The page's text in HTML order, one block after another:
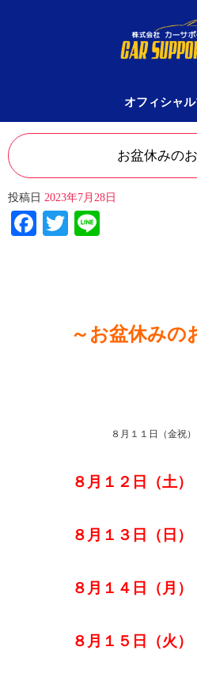
オフィシャ
お盆休みの
投稿日 2023年7月28日
Facebook
Twitter
～お盆休みの
８月１１日（金祝
８月１２日（
８月１３日（
８月１４日（
８月１５日（